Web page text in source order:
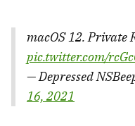
macOS 12. Private
pic.twitter.com/
— Depressed
16, 2021